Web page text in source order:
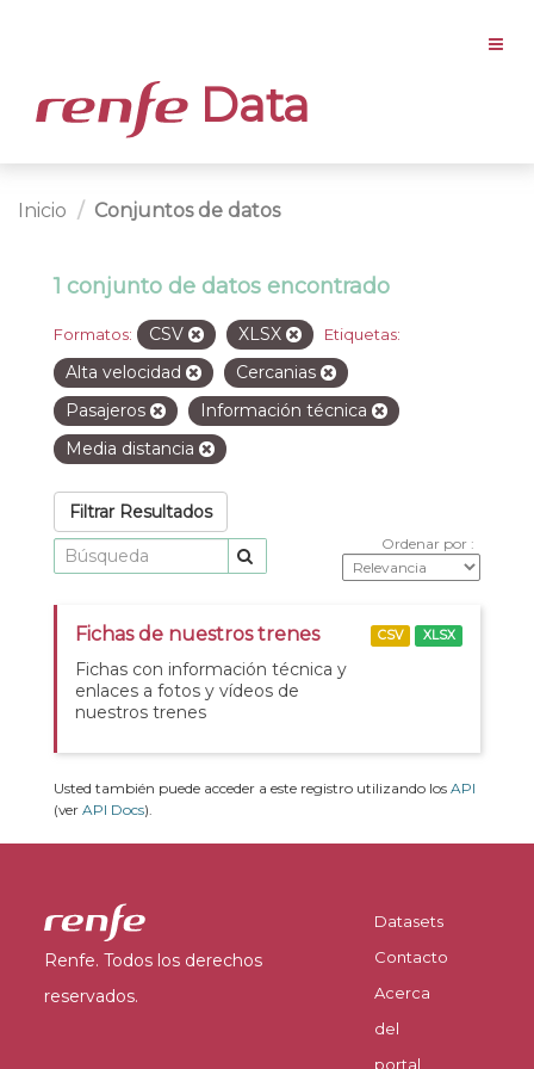
Data
Inicio Conjuntos de datos
1 conjunto de datos encontrado
Formatos: CSV XLSX Etiquetas:
Alta velocidad
Cercanias
Pasajeros
Información técnica
Media distancia
Filtrar Resultados
Ordenar por
Fichas de nuestros trenes
Fichas con información técnica y
enlaces a fotos y vídeos de
nuestros trenes
CSV XLSX
Usted también puede acceder a este registro utilizando los API
(ver API Docs).
Renfe. Todos los derechos
reservados.
Datasets
Contacto
Acerca
del
portal